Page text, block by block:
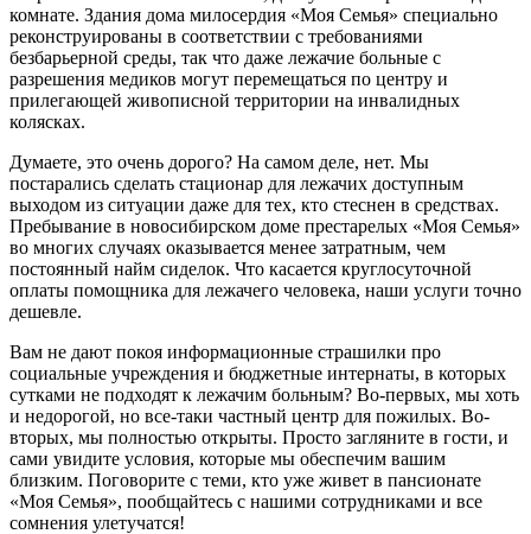
комнате. Здания дома милосердия «Моя Семья» специально
реконструированы в соответствии с требованиями
безбарьерной среды, так что даже лежачие больные с
разрешения медиков могут перемещаться по центру и
прилегающей живописной территории на инвалидных
колясках.
Думаете, это очень дорого? На самом деле, нет. Мы
постарались сделать стационар для лежачих доступным
выходом из ситуации даже для тех, кто стеснен в средствах.
Пребывание в новосибирском доме престарелых «Моя Семья»
во многих случаях оказывается менее затратным, чем
постоянный найм сиделок. Что касается круглосуточной
оплаты помощника для лежачего человека, наши услуги точно
дешевле.
Вам не дают покоя информационные страшилки про
социальные учреждения и бюджетные интернаты, в которых
сутками не подходят к лежачим больным? Во-первых, мы хоть
и недорогой, но все-таки частный центр для пожилых. Во-
вторых, мы полностью открыты. Просто загляните в гости, и
сами увидите условия, которые мы обеспечим вашим
близким. Поговорите с теми, кто уже живет в пансионате
«Моя Семья», пообщайтесь с нашими сотрудниками и все
сомнения улетучатся!